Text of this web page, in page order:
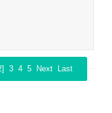
3 4 5 Next Last